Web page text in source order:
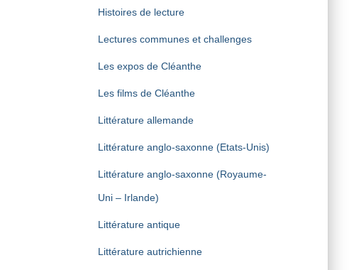
Histoires de lecture
Lectures communes et challenges
Les expos de Cléanthe
Les films de Cléanthe
Littérature allemande
Littérature anglo-saxonne (Etats-Unis)
Littérature anglo-saxonne (Royaume-
Uni – Irlande)
Littérature antique
Littérature autrichienne